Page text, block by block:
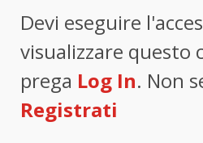
Devi eseguire
visualizzare questo
prega Log In. Non
Registrati